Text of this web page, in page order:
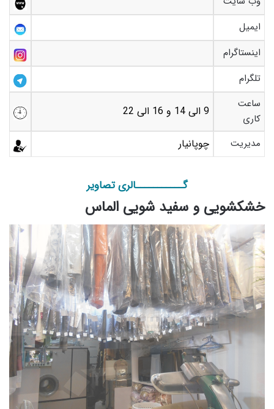
ایمیل
اینستاگرام
تلگرام
ساعت
کاری
9 الی 14 و 16 الی 22
مدیریت چوپانیار
گـــــــــــالری تصاویر
خشکشویی و سفید شویی الماس